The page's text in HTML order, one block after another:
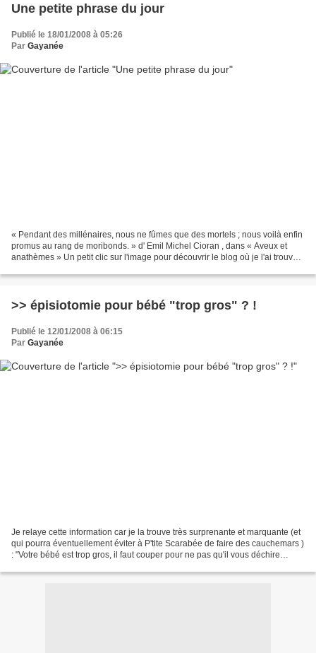
Une petite phrase du jour
Publié le 18/01/2008 à 05:26
Par Gayanée
« Pendant des millénaires, nous ne fûmes que des mortels ; nous voilà enfin
promus au rang de moribonds. » d' Emil Michel Cioran , dans « Aveux et
anathèmes » Un petit clic sur l'image pour découvrir le blog où je l'ai trouvée
>> épisiotomie pour bébé "trop gros" ? !
Publié le 12/01/2008 à 06:15
Par Gayanée
Je relaye cette information car je la trouve très surprenante et marquante (et
qui pourra éventuellement éviter à P'tite Scarabée de faire des cauchemars )
: "Votre bébé est trop gros, il faut couper pour ne pas qu'il vous déchire